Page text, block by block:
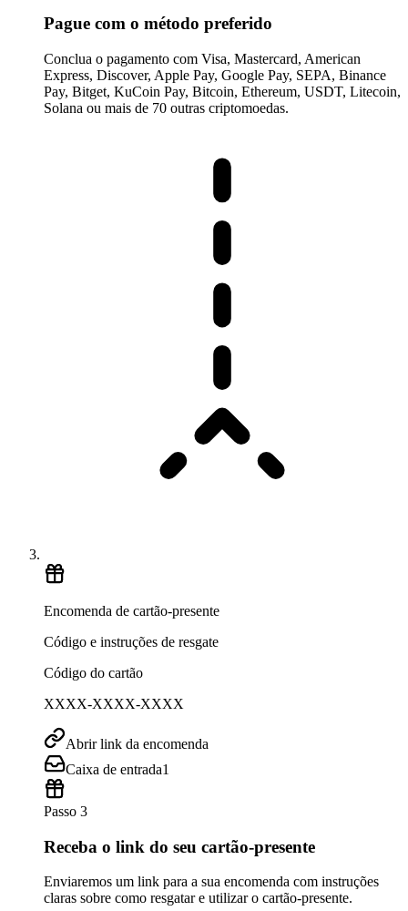
Pague com o método preferido
Conclua o pagamento com Visa, Mastercard, American
Express, Discover, Apple Pay, Google Pay, SEPA, Binance
Pay, Bitget, KuCoin Pay, Bitcoin, Ethereum, USDT, Litecoin,
Solana ou mais de 70 outras criptomoedas.
Encomenda de cartão-presente
Código e instruções de resgate
Código do cartão
XXXX-XXXX-XXXX
Abrir link da encomenda
Caixa de entrada1
Passo 3
Receba o link do seu cartão-presente
Enviaremos um link para a sua encomenda com instruções
claras sobre como resgatar e utilizar o cartão-presente.